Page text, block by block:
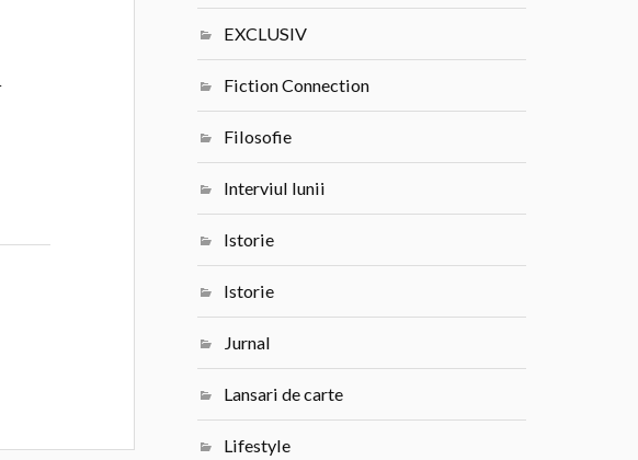
EXCLUSIV
Fiction Connection
Filosofie
Interviul lunii
Istorie
Istorie
Jurnal
Lansari de carte
Lifestyle